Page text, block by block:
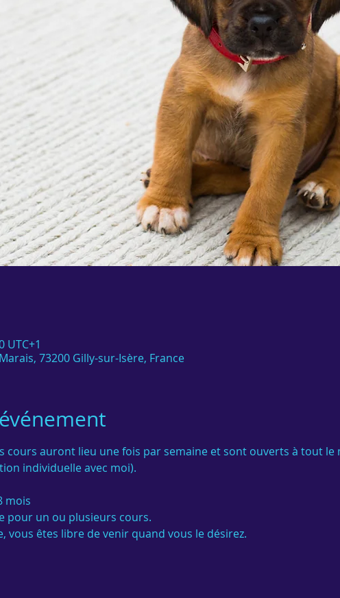
UTC+1
73200 Gilly-sur-Isère, France
cours auront lieu une fois par semaine et sont ouverts à tout le
individuelle avec moi).
mois